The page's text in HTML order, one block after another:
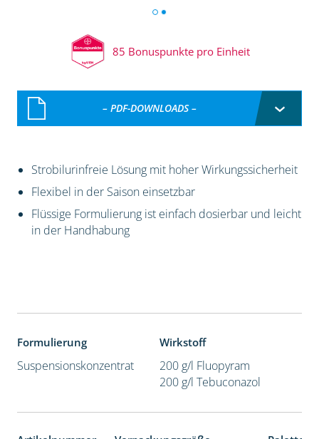
85 Bonuspunkte pro Einheit
– PDF-DOWNLOADS –
Strobilurinfreie Lösung mit hoher Wirkungssicherheit
Flexibel in der Saison einsetzbar
Flüssige Formulierung ist einfach dosierbar und leicht
in der Handhabung
Formulierung
Suspensionskonzentrat
Wirkstoff
200 g/l Fluopyram
200 g/l Tebuconazol